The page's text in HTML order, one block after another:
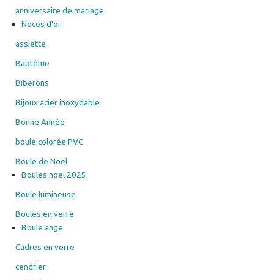
page
anniversaire de mariage
Noces d'or
assiette
Baptême
Biberons
Bijoux acier inoxydable
Bonne Année
boule colorée PVC
Boule de Noel
Boules noel 2025
Boule lumineuse
Boules en verre
Boule ange
Cadres en verre
cendrier